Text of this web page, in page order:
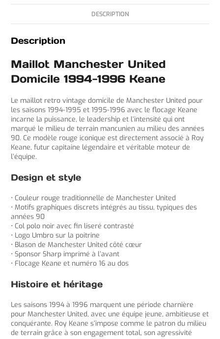
DESCRIPTION
Description
Maillot Manchester United
Domicile 1994-1996 Keane
Le maillot retro vintage domicile de Manchester United pour
les saisons 1994-1995 et 1995-1996 avec le flocage Keane
incarne la puissance, le leadership et l’intensité qui ont
marqué le milieu de terrain mancunien au milieu des années
90. Ce modèle rouge iconique est directement associé à Roy
Keane, futur capitaine légendaire et véritable moteur de
l’équipe.
Design et style
• Couleur rouge traditionnelle de Manchester United
• Motifs graphiques discrets intégrés au tissu, typiques des
années 90
• Col polo noir avec fin liseré contrasté
• Logo Umbro sur la poitrine
• Blason de Manchester United côté cœur
• Sponsor Sharp imprimé à l’avant
• Flocage Keane et numéro 16 au dos
Histoire et héritage
Les saisons 1994 à 1996 marquent une période charnière
pour Manchester United, avec une équipe jeune, ambitieuse et
conquérante. Roy Keane s’impose comme le patron du milieu
de terrain grâce à son engagement total, son agressivité